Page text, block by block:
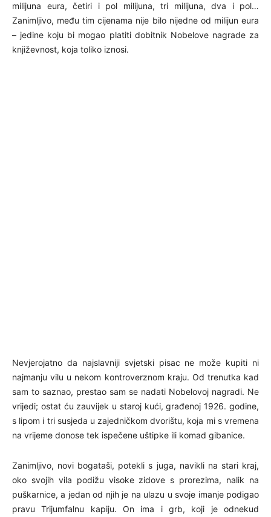
milijuna eura, četiri i pol milijuna, tri milijuna, dva i pol…
Zanimljivo, među tim cijenama nije bilo nijedne od milijun eura
– jedine koju bi mogao platiti dobitnik Nobelove nagrade za
književnost, koja toliko iznosi.
Nevjerojatno da najslavniji svjetski pisac ne može kupiti ni
najmanju vilu u nekom kontroverznom kraju. Od trenutka kad
sam to saznao, prestao sam se nadati Nobelovoj nagradi. Ne
vrijedi; ostat ću zauvijek u staroj kući, građenoj 1926. godine,
s lipom i tri susjeda u zajedničkom dvorištu, koja mi s vremena
na vrijeme donose tek ispečene uštipke ili komad gibanice.
Zanimljivo, novi bogataši, potekli s juga, navikli na stari kraj,
oko svojih vila podižu visoke zidove s prorezima, nalik na
puškarnice, a jedan od njih je na ulazu u svoje imanje podigao
pravu Trijumfalnu kapiju. On ima i grb, koji je odnekud